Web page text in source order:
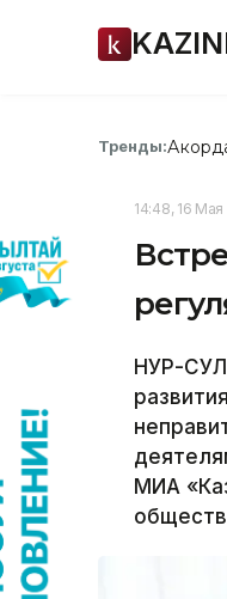
Тренды:
14:48, 16
НУР-
МИА